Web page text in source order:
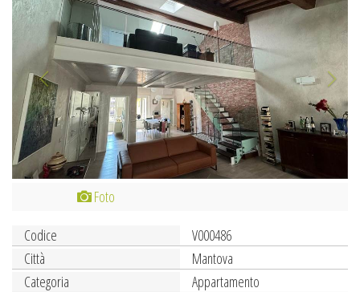
Foto
Codice
V000486
Città
Mantova
Categoria
Appartamento